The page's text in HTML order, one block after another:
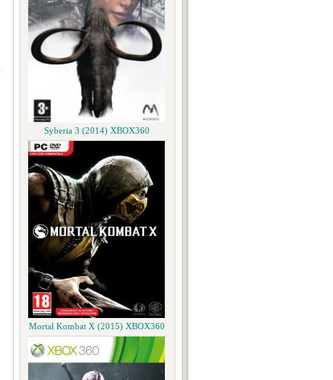
Syberia 3 (2014) XBOX360
Mortal Kombat X (2015) XBOX360